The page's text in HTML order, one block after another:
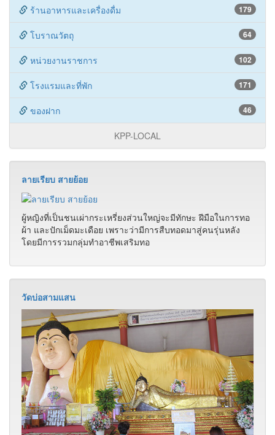
179
ร้านอาหารและเครื่องดื่ม
64
โบราณวัตถุ
102
หน่วยงานราชการ
171
โรงแรมและที่พัก
46
ของฝาก
KPP-LOCAL
ลายเรียบ สายย้อย
ผู้หญิงที่เป็นชนเผ่ากระเหรี่ยงส่วนใหญ่จะมีทักษะ ฝีมือในการทอ
ผ้า และปักเม็ดมะเดือย เพราะว่ามีการสืบทอดมาสู่คนรุ่นหลัง
โดยมีการรวมกลุ่มทำอาชีพเสริมทอ
วัดบ่อสามแสน